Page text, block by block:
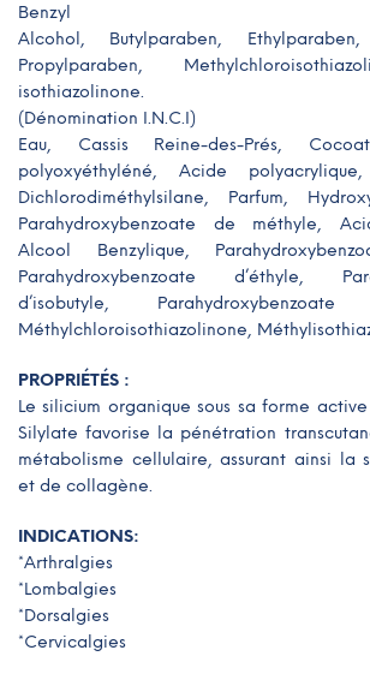
Benzyl
Alcohol, Butylparaben, Ethylparaben,
Propylparaben,
isothiazolinone.
(Dénomination I.N.C.I)
Eau, Cassis Reine-des-Prés,
polyoxyéthyléné, Acide polyacrylique,
Dichlorodiméthylsilane, Parfum,
Parahydroxybenzoate de méthyle,
Alcool Benzylique,
Parahydroxybenzoate d’éthyle,
d’isobutyle,
Méthylchloroisothiazolinone,
PROPRIÉTÉS :
Le silicium organique sous sa forme
Silylate favorise la pénétration
métabolisme cellulaire, assurant ainsi la
et de collagène.
INDICATIONS:
*Arthralgies
*Lombalgies
*Dorsalgies
*Cervicalgies